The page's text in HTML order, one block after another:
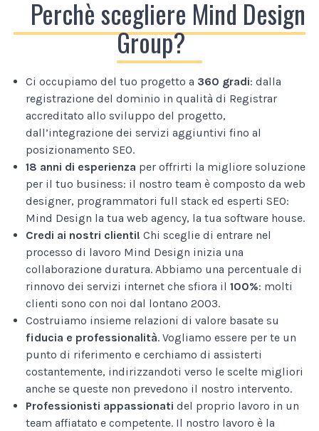
Perchè scegliere Mind Design
Group?
Ci occupiamo del tuo progetto a 360 gradi: dalla
registrazione del dominio in qualità di Registrar
accreditato allo sviluppo del progetto,
dall’integrazione dei servizi aggiuntivi fino al
posizionamento SEO.
18 anni di esperienza per offrirti la migliore soluzione
per il tuo business: il nostro team è composto da web
designer, programmatori full stack ed esperti SEO:
Mind Design la tua web agency, la tua software house.
Credi ai nostri clienti! Chi sceglie di entrare nel
processo di lavoro Mind Design inizia una
collaborazione duratura. Abbiamo una percentuale di
rinnovo dei servizi internet che sfiora il 100%: molti
clienti sono con noi dal lontano 2003.
Costruiamo insieme relazioni di valore basate su
fiducia e professionalità. Vogliamo essere per te un
punto di riferimento e cerchiamo di assisterti
costantemente, indirizzandoti verso le scelte migliori
anche se queste non prevedono il nostro intervento.
Professionisti appassionati del proprio lavoro in un
team affiatato e competente. Il nostro lavoro è la